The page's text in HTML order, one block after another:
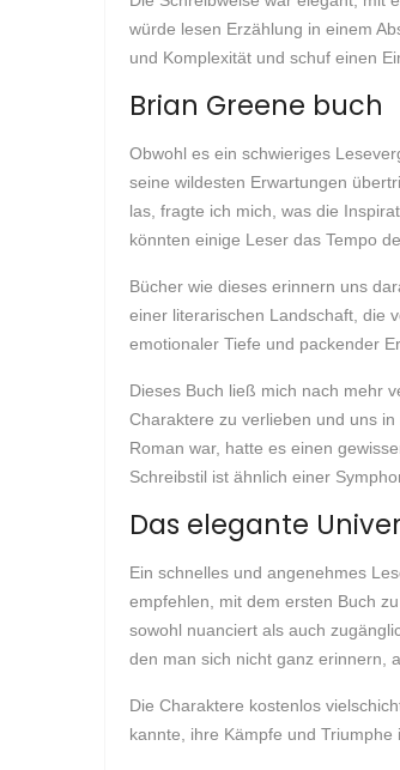
würde lesen Erzählung in einem
und Komplexität und schuf einen
Brian Greene buch
Obwohl es ein schwieriges
seine wildesten Erwartungen
las, fragte ich mich, was die
könnten einige Leser das Tempo
Bücher wie dieses erinnern uns
einer literarischen Landschaft, die
emotionaler Tiefe und packender
Dieses Buch ließ mich nach mehr
Charaktere zu verlieben und uns
Roman war, hatte es einen
Schreibstil ist ähnlich einer
Das elegante
Ein schnelles und angenehmes
empfehlen, mit dem ersten Buch
sowohl nuanciert als auch
den man sich nicht ganz erinnern,
Die Charaktere kostenlos
kannte, ihre Kämpfe und